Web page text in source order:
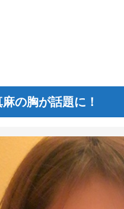
の胸が話題に！